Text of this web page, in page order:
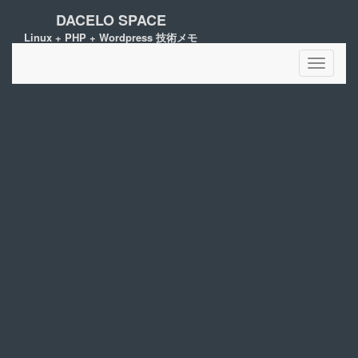
DACELO SPACE
Linux + PHP + Wordpress 技術メモ